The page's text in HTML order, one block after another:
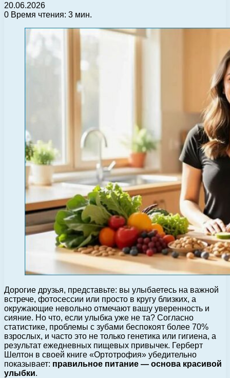
20.06.2026
0 Время чтения: 3 мин.
Дорогие друзья, представьте: вы улыбаетесь на важной
встрече, фотосессии или просто в кругу близких, а
окружающие невольно отмечают вашу уверенность и
сияние. Но что, если улыбка уже не та? Согласно
статистике, проблемы с зубами беспокоят более 70%
взрослых, и часто это не только генетика или гигиена, а
результат ежедневных пищевых привычек. Герберт
Шелтон в своей книге «Ортотрофия» убедительно
показывает: правильное питание — основа красивой
улыбки.